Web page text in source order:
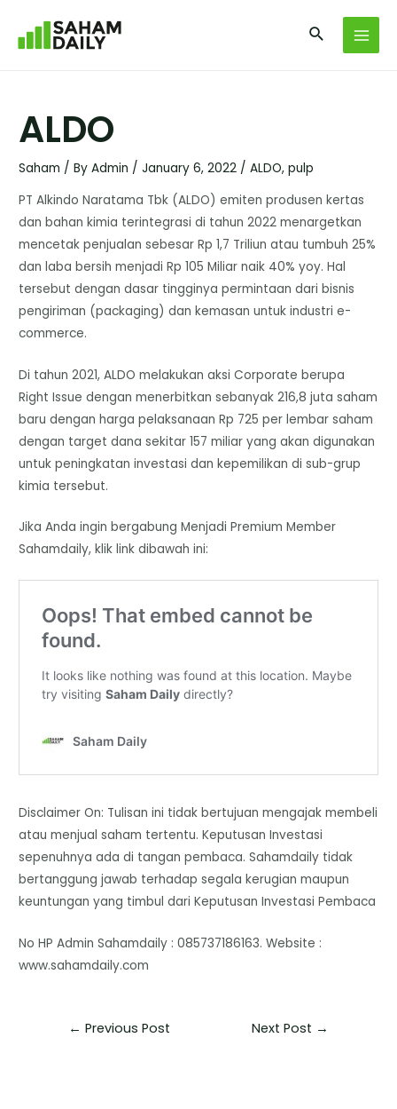
ALDO
Saham / ByAdmin /January 6, 2022 /ALDO,pulp
PT Alkindo Naratama Tbk (ALDO) emiten produsen kertas
dan bahan kimia terintegrasi di tahun 2022 menargetkan
mencetak penjualan sebesar Rp 1,7 Triliun atau tumbuh 25%
dan laba bersih menjadi Rp 105 Miliar naik 40% yoy. Hal
tersebut dengan dasar tingginya permintaan dari bisnis
pengiriman (packaging) dan kemasan untuk industri e-
commerce.
Di tahun 2021, ALDO melakukan aksi Corporate berupa
Right Issue dengan menerbitkan sebanyak 216,8 juta saham
baru dengan harga pelaksanaan Rp 725 per lembar saham
dengan target dana sekitar 157 miliar yang akan digunakan
untuk peningkatan investasi dan kepemilikan di sub-grup
kimia tersebut.
Jika Anda ingin bergabung Menjadi Premium Member
Sahamdaily, klik link dibawah ini:
Disclaimer On: Tulisan ini tidak bertujuan mengajak membeli
atau menjual saham tertentu. Keputusan Investasi
sepenuhnya ada di tangan pembaca. Sahamdaily tidak
bertanggung jawab terhadap segala kerugian maupun
keuntungan yang timbul dari Keputusan Investasi Pembaca
No HP Admin Sahamdaily : 085737186163. Website :
www.sahamdaily.com
← Previous Post Next Post →